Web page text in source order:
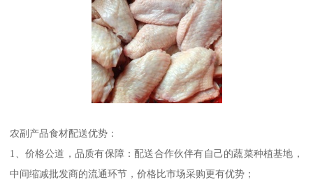
农副产品食材配送优势：
1、价格公道，品质有保障：配送合作伙伴有自己的蔬菜种植基地，
中间缩减批发商的流通环节，价格比市场采购更有优势；